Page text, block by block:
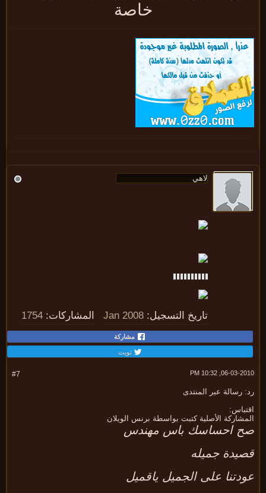
خاصة
تاريخ التسجيل: Jan 2008 المشاركات: 1754
مشاركة
تويت
06-03-2010,
رسالة عبر المنتدى
الأصلية كتبت بواسطة برنس الويلان
احساسك باس مهندس
جميله
على الجميل ياقميل